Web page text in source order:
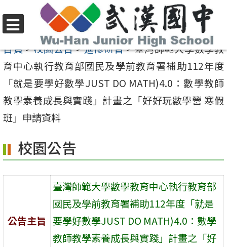
至
要
容
區
選
單
首頁>校園公告>進修研習>臺灣師範大學數學教
育中心執行教育部國民及學前教育署補助112年度
「就是要學好數學JUST DO MATH)4.0：數學教師
教學素養成長與實踐」計畫之「好好玩數學營 寒假
班」申請資料
校園公告
公告主旨
臺灣師範大學數學教育中心執行教育部
國民及學前教育署補助112年度「就是
要學好數學JUST DO MATH)4.0：數學
教師教學素養成長與實踐」計畫之「好